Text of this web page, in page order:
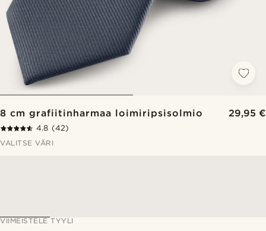
8 cm grafiitinharmaa loimiripsisolmio 29,95 €
4.8 (42)
VALITSE VÄRI
VIIMEISTELE TYYLI